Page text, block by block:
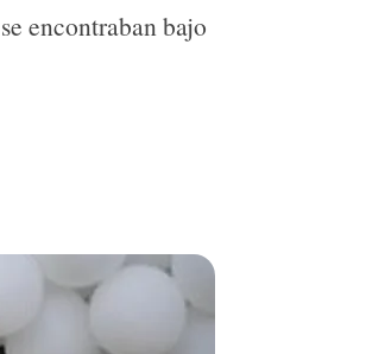
encontraban bajo